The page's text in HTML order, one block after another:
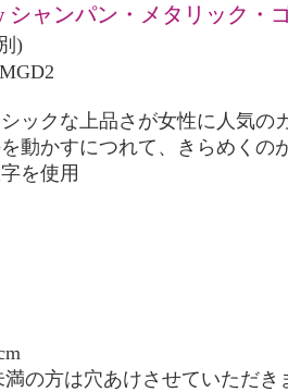
シャンパン・メタリック・
)
ックな上品さが女性に人気の
動かすにつれて、きらめく
を使用
の方は穴あけさせていただき